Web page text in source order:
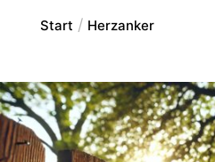
Start Herzanker